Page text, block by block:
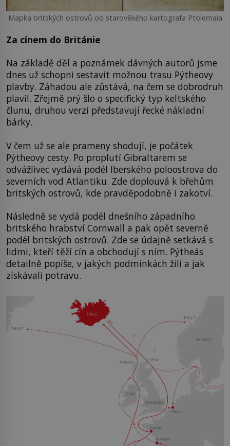
Mapka britských ostrovů od starověkého kartografa Ptolemaia
Za cínem do Británie
Na základě děl a poznámek dávných autorů jsme
dnes už schopni sestavit možnou trasu Pýtheovy
plavby. Záhadou ale zůstává, na čem se dobrodruh
plavil. Zřejmě prý šlo o specifický typ keltského
člunu, druhou verzi představují řecké nákladní
bárky.
V čem už se ale prameny shodují, je počátek
Pýtheovy cesty. Po proplutí Gibraltarem se
odvážlivec vydává podél Iberského poloostrova do
severních vod Atlantiku. Zde doplouvá k břehům
britských ostrovů, kde pravděpodobně i zakotví.
Následně se vydá podél dnešního západního
britského hrabství Cornwall a pak opět severně
podél britských ostrovů. Zde se údajně setkává s
lidmi, kteří těží cín a obchodují s ním. Pýtheás
detailně popíše, v jakých podmínkách žili a jak
získávali potravu.